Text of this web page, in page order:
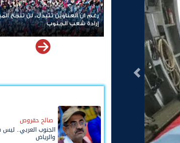
التالى
رغم ان العناوين تتبدل.. لن تنجح المبادرات الجديدة في تجاوز
إرادة شعب الجنوب
صالح حقروص
الجنوب العربي..
والرياض